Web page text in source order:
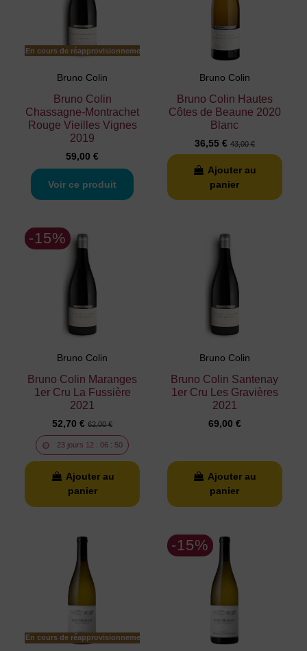
En cours de réapprovisionnement
Bruno Colin
Bruno Colin
Chassagne-Montrachet
Rouge Vieilles Vignes
2019
59,00 €
Voir ce produit
Bruno Colin
Bruno Colin Hautes
Côtes de Beaune 2020
Blanc
36,55 € 43,00 €
Ajouter au
panier
-15%
Bruno Colin
Bruno Colin Maranges
1er Cru La Fussière
2021
52,70 €62,00 €
23jours 12: 06: 49
Ajouter au
panier
Bruno Colin
Bruno Colin Santenay
1er Cru Les Gravières
2021
69,00 €
Ajouter au
panier
En cours de réapprovisionnement
-15%